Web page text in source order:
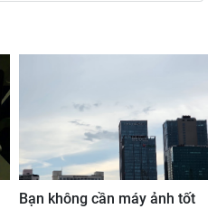
Bạn không cần máy ảnh tốt